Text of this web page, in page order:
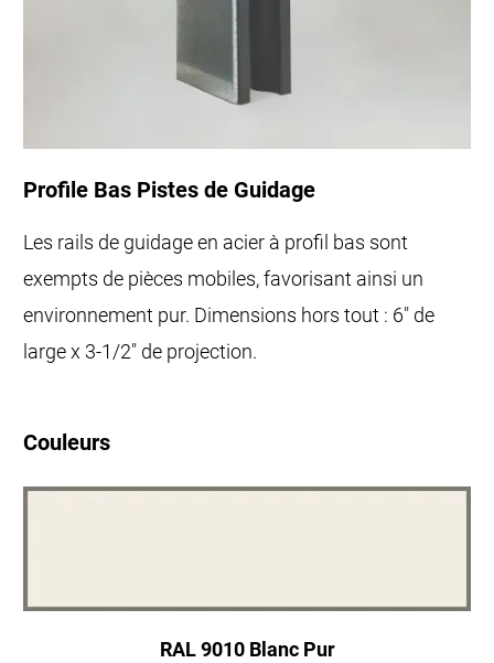
Profile Bas Pistes de Guidage
Les rails de guidage en acier à profil bas sont
exempts de pièces mobiles, favorisant ainsi un
environnement pur. Dimensions hors tout : 6" de
large x 3-1/2" de projection.
Couleurs
RAL 9010 Blanc Pur